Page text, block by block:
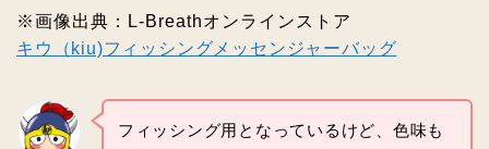
※画像出典：L‐Breathオンラインストア
キウ（kiu)フィッシングメッセンジャーバッグ
フィッシング用となっているけど、色味も